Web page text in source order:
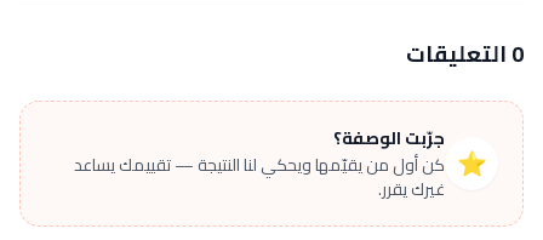
0 التعليقات
⭐
جرّبت الوصفة؟
كن أول من يقيّمها ويحكي لنا النتيجة — تقييمك يساعد
غيرك يقرر.